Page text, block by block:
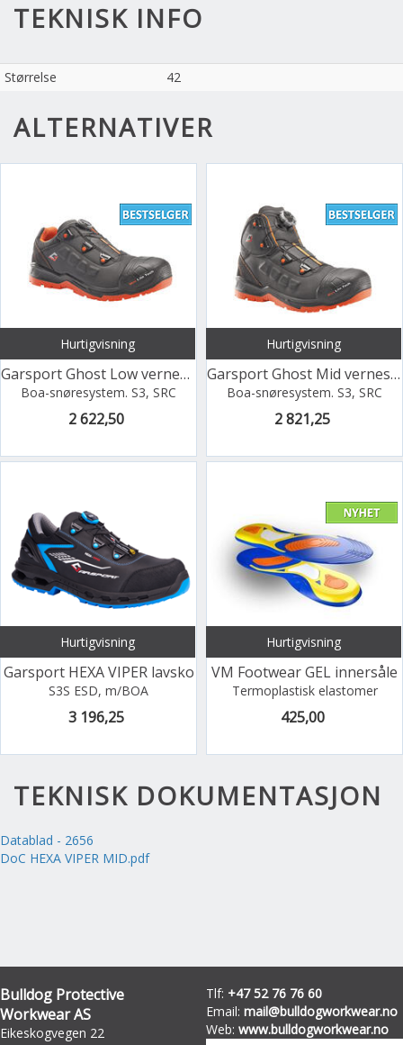
TEKNISK INFO
Størrelse 42
ALTERNATIVER
Hurtigvisning
Garsport Ghost Low vernesko
Boa-snøresystem. S3, SRC
2 622,50
Hurtigvisning
Garsport Ghost Mid vernesko
Boa-snøresystem. S3, SRC
2 821,25
Hurtigvisning
Garsport HEXA VIPER lavsko
S3S ESD, m/BOA
3 196,25
Hurtigvisning
VM Footwear GEL innersåle
Termoplastisk elastomer
425,00
TEKNISK DOKUMENTASJON
Datablad - 2656
DoC HEXA VIPER MID.pdf
Bulldog Protective
Workwear AS
Eikeskogvegen 22
Tlf: +47 52 76 76 60
Email: mail@bulldogworkwear.no
Web: www.bulldogworkwear.no